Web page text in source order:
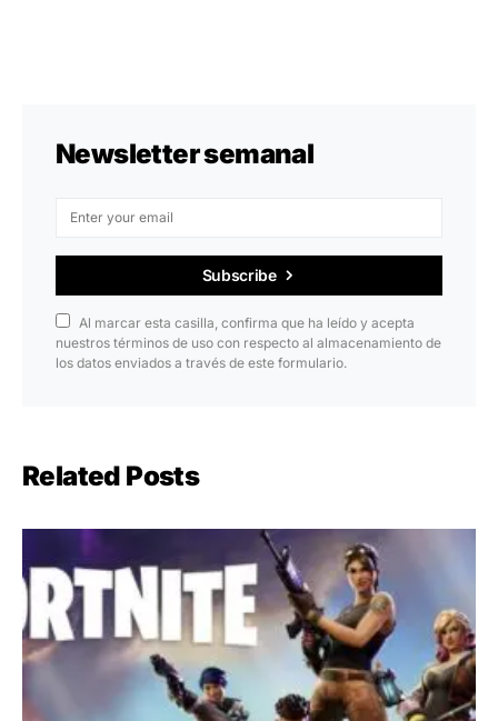
Newsletter semanal
Subscribe
Al marcar esta casilla, confirma que ha leído y acepta
nuestros términos de uso con respecto al almacenamiento de
los datos enviados a través de este formulario.
Related Posts